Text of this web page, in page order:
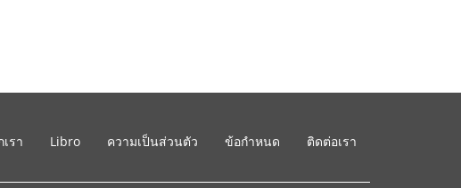
รา Libro ความเป็นส่วนตัว ข้อกำหนด ติดต่อเรา